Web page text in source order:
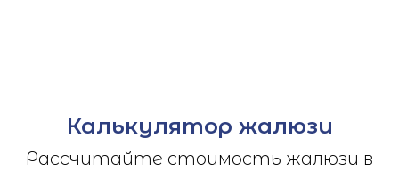
Калькулятор жалюзи
Рассчитайте стоимость жалюзи в